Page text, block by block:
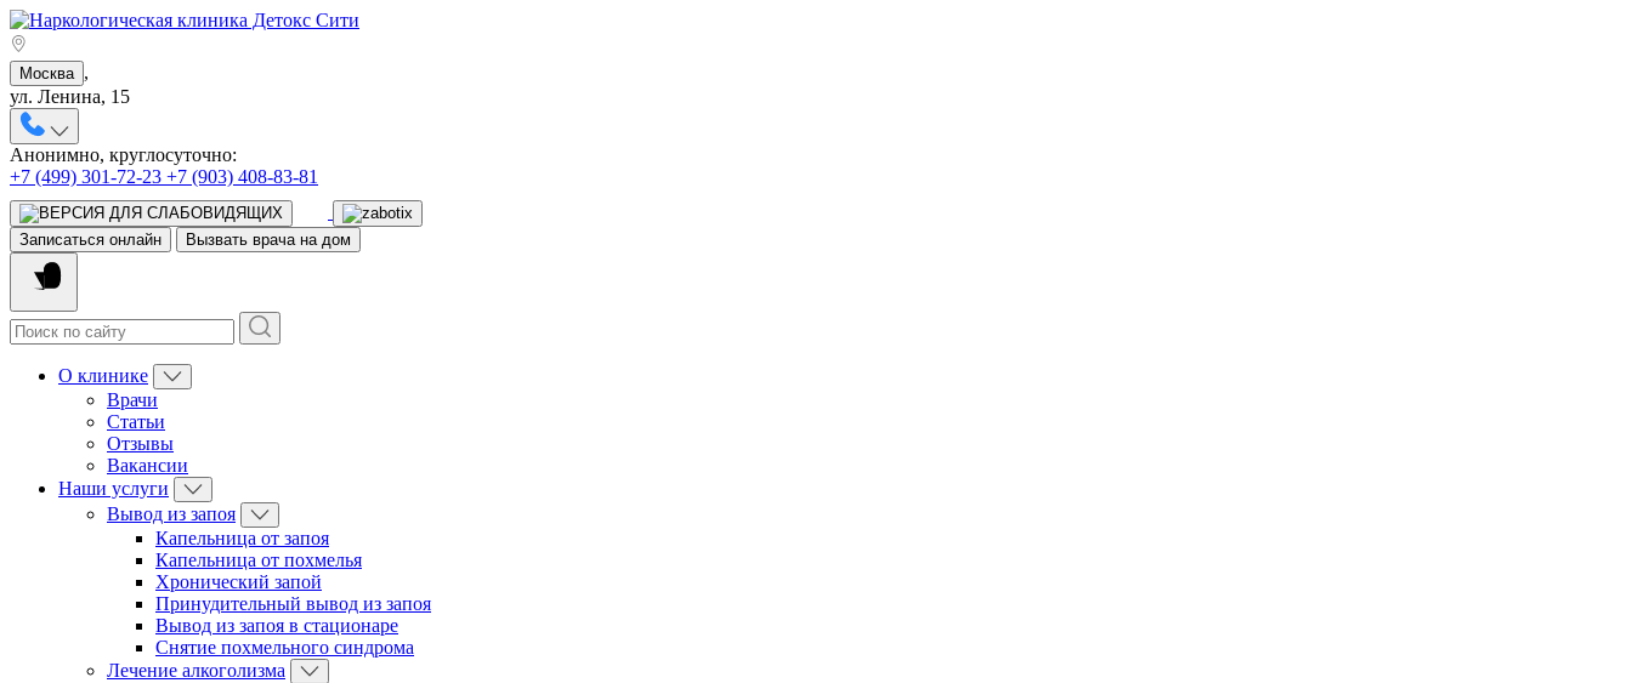
Москва ,
ул. Ленина, 15
Анонимно, круглосуточно:
+7 (499) 301-72-23 +7 (903) 408-83-81
Записаться онлайн Вызвать врача на дом
О клинике
Врачи
Статьи
Отзывы
Вакансии
Наши услуги
Вывод из запоя
Капельница от запоя
Капельница от похмелья
Хронический запой
Принудительный вывод из запоя
Вывод из запоя в стационаре
Снятие похмельного синдрома
Лечение алкоголизма